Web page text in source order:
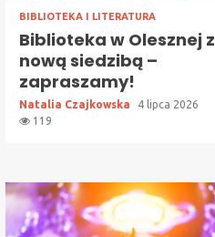
BIBLIOTEKA I LITERATURA
Biblioteka w Olesznej z
nową siedzibą –
zapraszamy!
Natalia Czajkowska
4 lipca 2026
119